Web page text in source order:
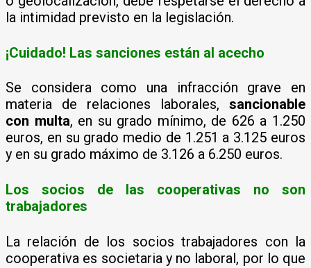
la intimidad previsto en la legislación.
¡Cuidado! Las sanciones están al acecho
Se considera como una infracción grave en
materia de relaciones laborales, sancionable
con multa, en su grado mínimo, de 626 a 1.250
euros, en su grado medio de 1.251 a 3.125 euros
y en su grado máximo de 3.126 a 6.250 euros.
Los socios de las cooperativas no son
trabajadores
La relación de los socios trabajadores con la
cooperativa es societaria y no laboral, por lo que